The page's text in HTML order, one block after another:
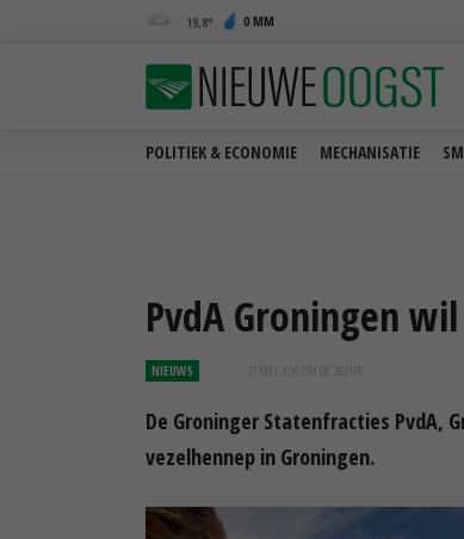
19,8 0 MM
POLITIEK & ECONOMIE MECHANISATIE
PvdA Groningen
NIEUWS 27 MEI 2016 OM 08:28
De Groninger Statenfracties PvdA,
vezelhennep in Groningen.